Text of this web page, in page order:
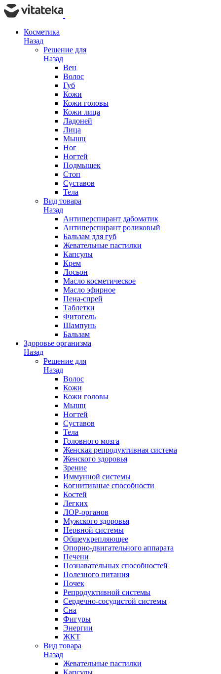
Косметика
Назад
Решение для
Назад
Вен
Волос
Губ
Кожи
Кожи головы
Кожи лица
Ладоней
Лица
Мышц
Ног
Ногтей
Подмышек
Стоп
Суставов
Тела
Вид товара
Назад
Антиперспирант дабоматик
Антиперспирант роликовый
Бальзам для губ
Жевательные пастилки
Капсулы
Крем
Лосьон
Масло косметическое
Масло эфирное
Пена-спрей
Таблетки
Фитогель
Шампунь
Бальзам
Здоровье организма
Назад
Решение для
Назад
Волос
Кожи
Кожи головы
Мышц
Ногтей
Суставов
Тела
Головного мозга
Женская репродуктивная система
Женского здоровья
Зрение
Иммунной системы
Когнитивные способности
Костей
Легких
ЛОР-органов
Мужского здоровья
Нервной системы
Общеукрепляющее
Опорно-двигательного аппарата
Печени
Познавательных способностей
Полезного питания
Почек
Репродуктивной системы
Сердечно-сосудистой системы
Сна
Фигуры
Энергии
ЖКТ
Вид товара
Назад
Жевательные пастилки
Капсулы